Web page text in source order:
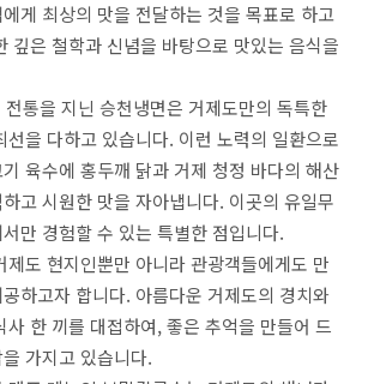
게 최상의 맛을 전달하는 것을 목표로 하고
깊은 철학과 신념을 바탕으로 맛있는 음식을
통을 지닌 승천냉면은 거제도만의 독특한
선을 다하고 있습니다. 이런 노력의 일환으로
육수에 홍두깨 닭과 거제 청정 바다의 해산
고 시원한 맛을 자아냅니다. 이곳의 유일무
만 경험할 수 있는 특별한 점입니다.
제도 현지인뿐만 아니라 관광객들에게도 만
하고자 합니다. 아름다운 거제도의 경치와
사 한 끼를 대접하여, 좋은 추억을 만들어 드
가지고 있습니다.